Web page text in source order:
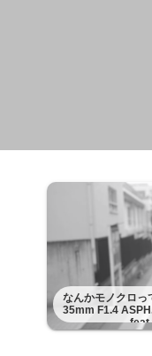
なんかモノクロ
35mm F1.4
feat